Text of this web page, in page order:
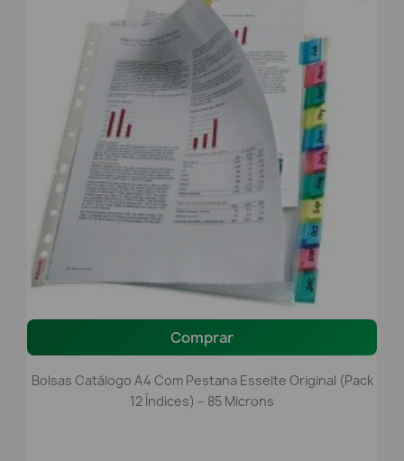
Comprar
Bolsas Catálogo A4 Com Pestana Esselte Original (Pack
12 Índices) – 85 Microns